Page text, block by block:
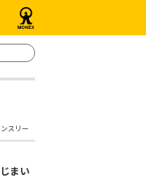
まい
スリー